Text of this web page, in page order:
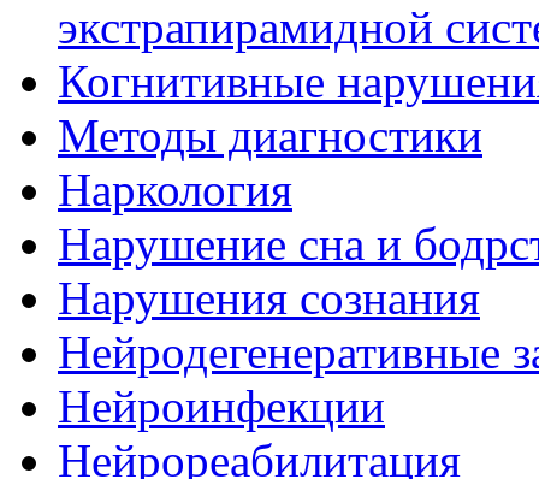
экстрапирамидной
Когнитивные
Методы диагностики
Наркология
Нарушение сна и
Нарушения сознания
Нейродегенеративные
Нейроинфекции
Нейрореабилитация